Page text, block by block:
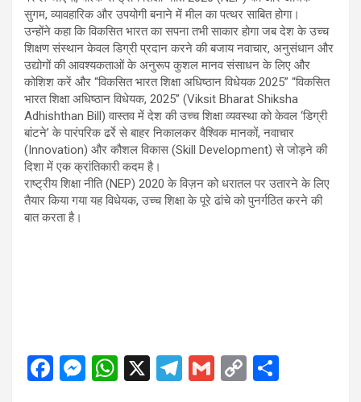
सुगम, व्यावहारिक और उपयोगी बनाने में मील का पत्थर साबित होगा।
उन्होंने कहा कि विकसित भारत का सपना तभी साकार होगा जब देश के उच्च
शिक्षण संस्थान केवल डिग्री प्रदान करने की बजाय नवाचार, अनुसंधान और
उद्योगों की आवश्यकताओं के अनुरूप कुशल मानव संसाधन के लिए और
कोशिश करें और “विकसित भारत शिक्षा अधिष्ठान विधेयक 2025” “विकसित
भारत शिक्षा अधिष्ठान विधेयक, 2025” (Viksit Bharat Shiksha
Adhishthan Bill) वास्तव में देश की उच्च शिक्षा व्यवस्था को केवल ‘डिग्री
बांटने’ के पारंपरिक ढर्रे से बाहर निकालकर वैश्विक मानकों, नवाचार
(Innovation) और कौशल विकास (Skill Development) से जोड़ने की
दिशा में एक क्रांतिकारी कदम है।
राष्ट्रीय शिक्षा नीति (NEP) 2020 के विज़न को धरातल पर उतारने के लिए
तैयार किया गया यह विधेयक, उच्च शिक्षा के पूरे ढांचे को पुनर्गठित करने की
बात करता है।
F
M W X
T
G
C